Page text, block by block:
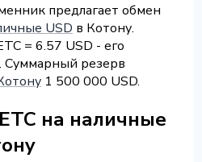
предлагает обмен
USD в Котону.
= 6.57 USD - его
Суммарный резерв
1 500 000 USD.
на наличные